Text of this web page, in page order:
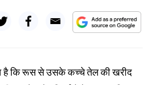
है कि रूस से उसके कच्चे तेल की खरीद